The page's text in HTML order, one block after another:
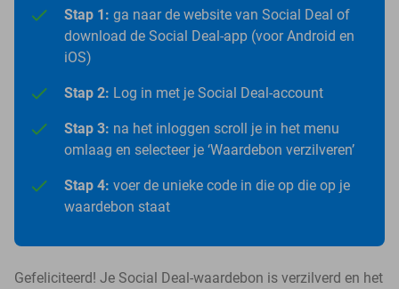
Stap 1: ga naar de website van Social Deal of
download de Social Deal-app (voor Android en
iOS)
Stap 2: Log in met je Social Deal-account
Stap 3: na het inloggen scroll je in het menu
omlaag en selecteer je ‘Waardebon verzilveren’
Stap 4: voer de unieke code in die op die op je
waardebon staat
Gefeliciteerd! Je Social Deal-waardebon is verzilverd en het